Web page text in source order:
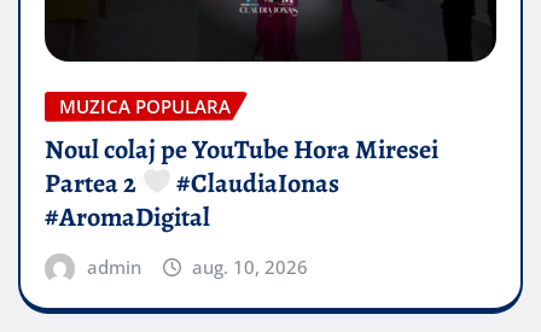
MUZICA POPULARA
Noul colaj pe YouTube Hora Miresei
Partea 2
#ClaudiaIonas
#AromaDigital
admin aug. 10, 2026